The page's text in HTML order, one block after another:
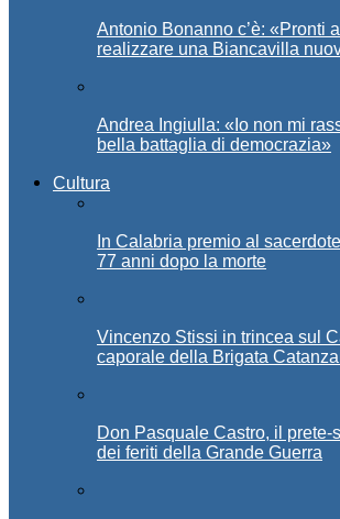
Antonio Bonanno c’è: «Pronti
realizzare una Biancavilla
Andrea Ingiulla: «Io non mi
bella battaglia di democrazia»
Cultura
In Calabria premio al
77 anni dopo la morte
Vincenzo Stissi in trincea sul
caporale della Brigata
Don Pasquale Castro, il prete-
dei feriti della Grande Guerra